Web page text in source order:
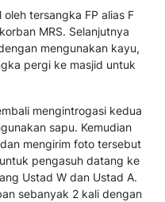
tersangka FP alias F
MRS. Selanjutnya
mengunakan kayu,
pergi ke masjid untuk
mengintrogasi kedua
sapu. Kemudian
mengirim foto tersebut
pengasuh datang ke
Ustad W dan Ustad A.
sebanyak 2 kali dengan